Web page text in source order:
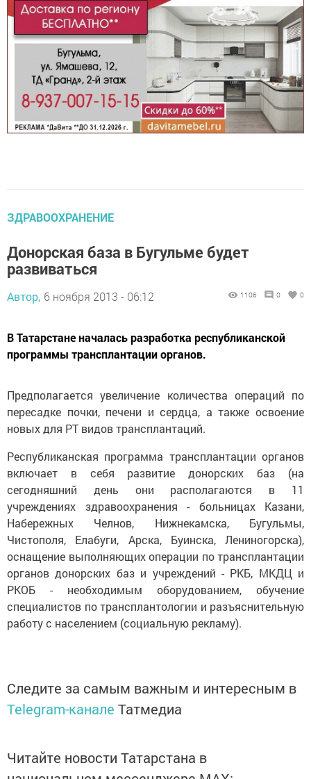
ЗДРАВООХРАНЕНИЕ
Донорская база в Бугульме будет
развиваться
Автор, 6 ноября 2013 - 06:12 1106 0 0
В Татарстане началась разработка республиканской
программы трансплантации органов.
Предполагается увеличение количества операций по
пересадке почки, печени и сердца, а также освоение
новых для РТ видов трансплантаций.
Республиканская программа трансплантации органов
включает в себя развитие донорских баз (на
сегодняшний день они располагаются в 11
учреждениях здравоохранения - больницах Казани,
Набережных Челнов, Нижнекамска, Бугульмы,
Чистополя, Елабуги, Арска, Буинска, Лениногорска),
оснащение выполняющих операции по трансплантации
органов донорских баз и учреждений - РКБ, МКДЦ и
РКОБ - необходимым оборудованием, обучение
специалистов по трансплантологии и разъяснительную
работу с населением (социальную рекламу).
Следите за самым важным и интересным в
Telegram-канале Татмедиа
Читайте новости Татарстана в